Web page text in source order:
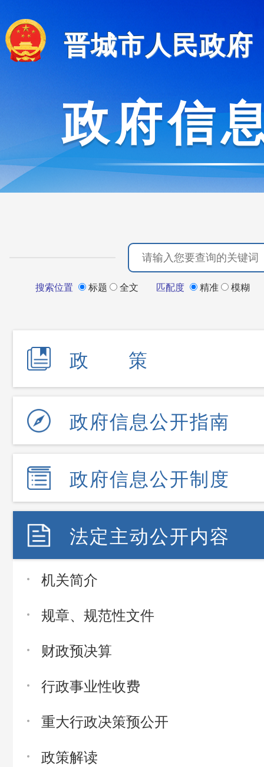
晋城市人民政府
政府信
搜索位置 标题 全文 匹配度 精准 模糊
政 策
政府信息公开指南
政府信息公开制度
法定主动公开内容
机关简介
规章、规范性文件
财政预决算
行政事业性收费
重大行政决策预公开
政策解读